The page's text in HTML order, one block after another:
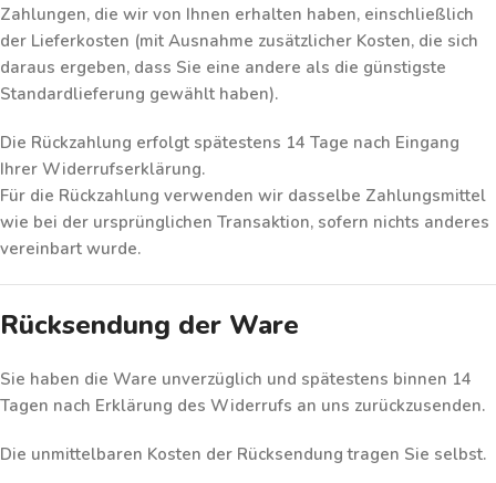
Zahlungen, die wir von Ihnen erhalten haben, einschließlich
der Lieferkosten (mit Ausnahme zusätzlicher Kosten, die sich
daraus ergeben, dass Sie eine andere als die günstigste
Standardlieferung gewählt haben).
Die Rückzahlung erfolgt spätestens 14 Tage nach Eingang
Ihrer Widerrufserklärung.
Für die Rückzahlung verwenden wir dasselbe Zahlungsmittel
wie bei der ursprünglichen Transaktion, sofern nichts anderes
vereinbart wurde.
Rücksendung der Ware
Sie haben die Ware unverzüglich und spätestens binnen 14
Tagen nach Erklärung des Widerrufs an uns zurückzusenden.
Die unmittelbaren Kosten der Rücksendung tragen Sie selbst.